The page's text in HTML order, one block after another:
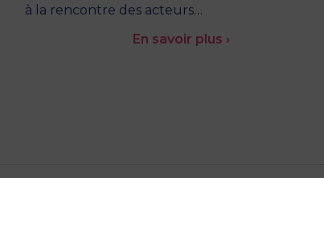
à la rencontre des acteurs…
En savoir plus ›